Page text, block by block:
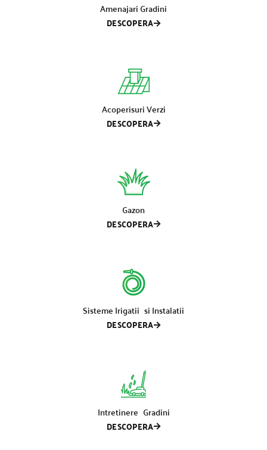
Amenajari Gradini
DESCOPERA
Acoperisuri Verzi
DESCOPERA
Gazon
DESCOPERA
Sisteme Irigatii si Instalatii
DESCOPERA
Intretinere Gradini
DESCOPERA